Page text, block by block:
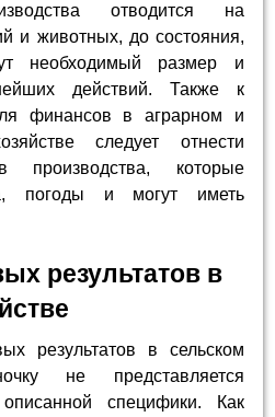
отводится на
и животных, до состояния,
необходимый размер и
действий. Также к
финансов в аграрном и
следует отнести
производства, которые
погоды и могут иметь
результатов в
результатов в сельском
не представляется
специфики. Как